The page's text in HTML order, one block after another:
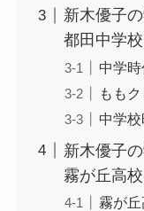
新木優子
都田中学
中学
もも
中学
新木優子
霧が丘高
霧が